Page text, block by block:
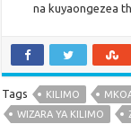
na kuyaongezea
Tags KILIMO
WIZARA YA KILIMO